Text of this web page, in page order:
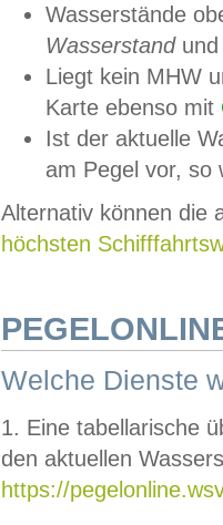
Wasserstände
Wasserstandund
Liegt kein MHW
Karte ebenso mit
Ist der aktuelle
am Pegel vor,
Alternativ können die
höchsten
Welche Dienste
1. Eine tabellarische
den aktuellen
https://